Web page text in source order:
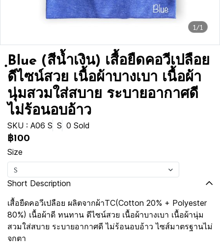
1/1
ฺBlue (สีน้ำเงิน) เสื้อยืดคอวีเปลือย
ดีไซน์สวย เนื้อผ้าบางเบา เนื้อผ้า
นุ่มสวมใส่สบาย ระบายอากาศดี
ไม่ร้อนอบอ้าว
SKU : A06 S S 0 Sold
฿100
Size
S
Short Description
เสื้อยืดคอวีเปลือย ผลิตจากผ้าTC(Cotton 20% + Polyester
80%) เนื้อผ้าดี ทนทาน ดีไซน์สวย เนื้อผ้าบางเบา เนื้อผ้านุ่ม
สวมใส่สบาย ระบายอากาศดี ไม่ร้อนอบอ้าว ไซส์มาตรฐานไม่
จกตา